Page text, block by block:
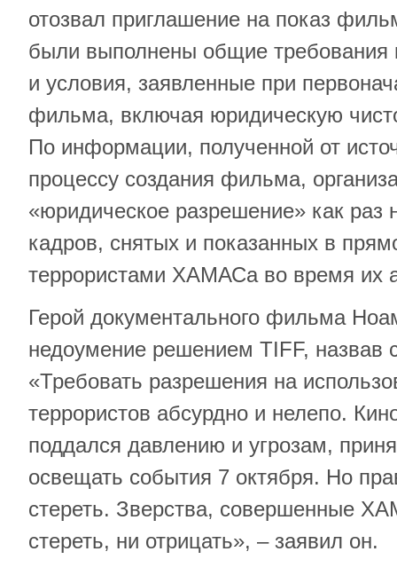
отозвал приглашение на показ
были выполнены общие требования
и условия, заявленные при
фильма, включая юридическую
По информации, полученной от
процессу создания фильма,
«юридическое разрешение» как раз
кадров, снятых и показанных в
террористами ХАМАСа во время их
Герой документального фильма
недоумение решением TIFF, назвав
«Требовать разрешения на
террористов абсурдно и нелепо.
поддался давлению и угрозам,
освещать события 7 октября. Но
стереть. Зверства, совершенные
стереть, ни отрицать», – заявил он.